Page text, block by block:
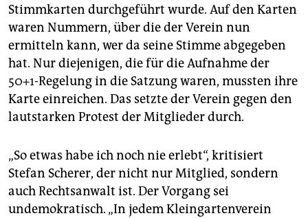
Stimmkarten durchgeführt wurde. Auf den Karten
waren Nummern, über die der Verein nun
ermitteln kann, wer da seine Stimme abgegeben
hat. Nur diejenigen, die für die Aufnahme der
50+1-Regelung in die Satzung waren, mussten ihre
Karte einreichen. Das setzte der Verein gegen den
lautstarken Protest der Mitglieder durch.
„So etwas habe ich noch nie erlebt“, kritisiert
Stefan Scherer, der nicht nur Mitglied, sondern
auch Rechtsanwalt ist. Der Vorgang sei
undemokratisch. „In jedem Kleingartenverein